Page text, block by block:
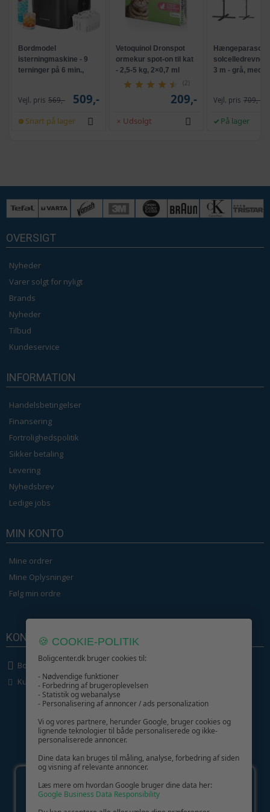
Bordmodel
isterningmaskine - 9
terninger på 6 min.,
Vejl. pris 569,- 509,-
Snart på lager
Vetoquinol Dronspot
ormekur spot-on til kat
- 2,5-5 kg, 2×0,7 ml
(2)
209,-
Udsolgt
Hængeparasols
solcelledrevne
3 m - grå, med
Vejl. pris 709,-
På lager
OVERSIGT
Nyheder
Varer solgt for nyligt
Brands
Nyheder
Tilbud
Kundeservice
INFORMATION
Handelsbetingelser
Finansering
Fortrolighedspolitik
Sikker betaling
Levering
Nyhedsbrev
Ledige jobs
MIN KONTO
Mine ordrer
Mine Oplysninger
Følg min ordre
KONTAKT OS
Boligcenter.dk
Kundeservice
GIV GLÆDE MED ET GAVEKORT!
🍪 COOKIE-POLITIK
Boligcenter.dk bruger cookies til:
- Nødvendige funktioner
- Forbedring af brugeroplevelsen
- Statistik og webanalyse
- Personalisering af annoncer / ads personalization
Vi og vores partnere, herunder Google, bruger cookies og
lignende teknologier til både personaliserede og ikke-
personaliserede annoncer.
Dine data kan bruges til måling, analyse, forbedring af siden
og visning af relevante annoncer.
Læs mere om hvordan Google bruger dine data her:
Google Business Data Responsibility